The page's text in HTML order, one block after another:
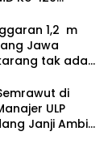
Masa
Sesor
1,2 m
Jawa
tak ada
di
ULP
Janji Ambil